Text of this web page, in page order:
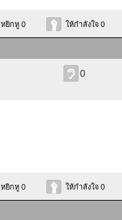
หยิกหู 0 ให้กำลังใจ 0
0
หยิกหู 0 ให้กำลังใจ 0